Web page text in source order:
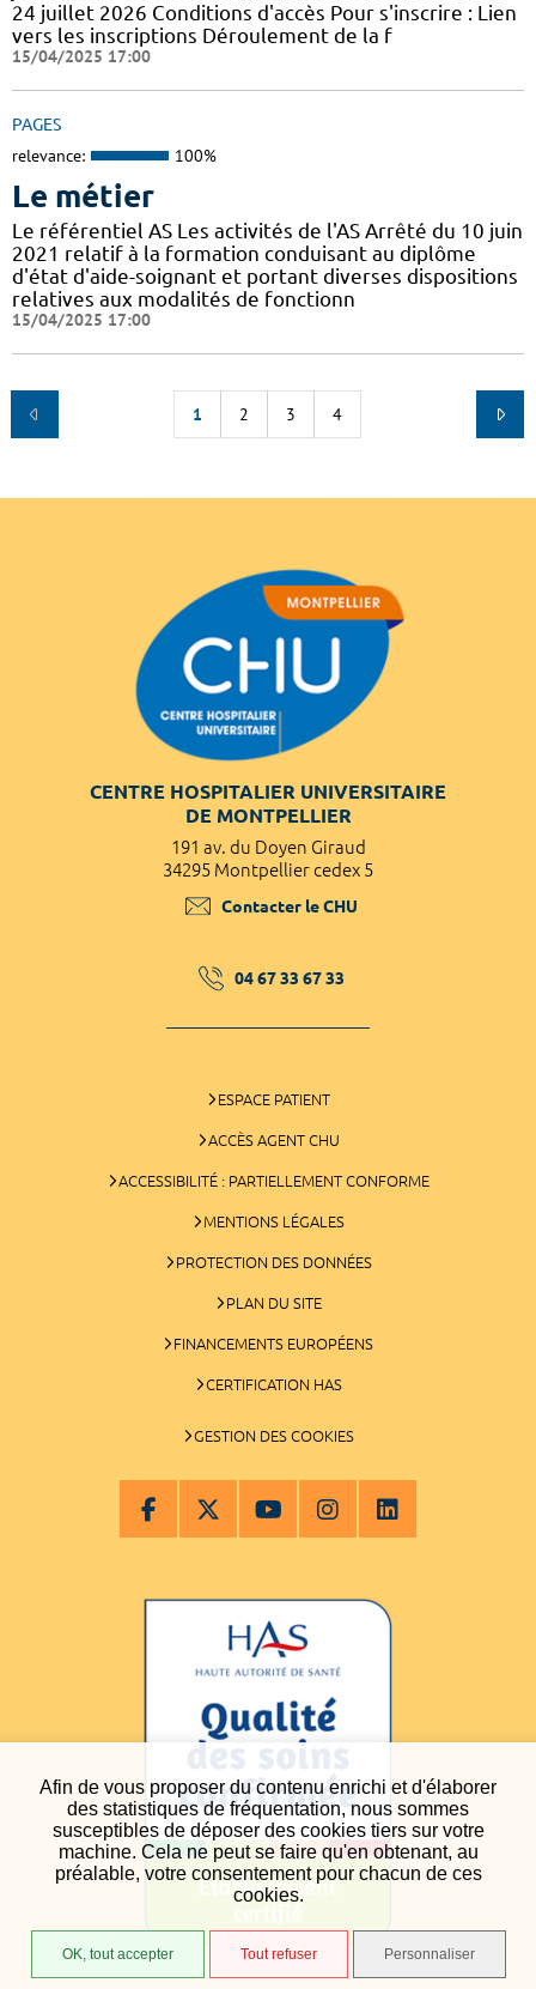
Afin de vous proposer du contenu enrichi et d'élaborer
des statistiques de fréquentation, nous sommes
susceptibles de déposer des cookies tiers sur votre
machine. Cela ne peut se faire qu'en obtenant, au
préalable, votre consentement pour chacun de ces
cookies.
OK, tout accepter Tout refuser Personnaliser
24 juillet 2026 Conditions d'accès Pour s'inscrire : Lien
vers les inscriptions Déroulement de la f
15/04/2025 17:00
PAGES
relevance: 100%
Le métier
Le référentiel AS Les activités de l'AS Arrêté du 10 juin
2021 relatif à la formation conduisant au diplôme
d'état d'aide-soignant et portant diverses dispositions
relatives aux modalités de fonctionn
15/04/2025 17:00
1 2 3 4
CENTRE HOSPITALIER UNIVERSITAIRE
DE MONTPELLIER
191 av. du Doyen Giraud
34295 Montpellier cedex 5
Contacter le CHU
04 67 33 67 33
ESPACE PATIENT
ACCÈS AGENT CHU
ACCESSIBILITÉ : PARTIELLEMENT CONFORME
MENTIONS LÉGALES
PROTECTION DES DONNÉES
PLAN DU SITE
FINANCEMENTS EUROPÉENS
CERTIFICATION HAS
GESTION DES COOKIES